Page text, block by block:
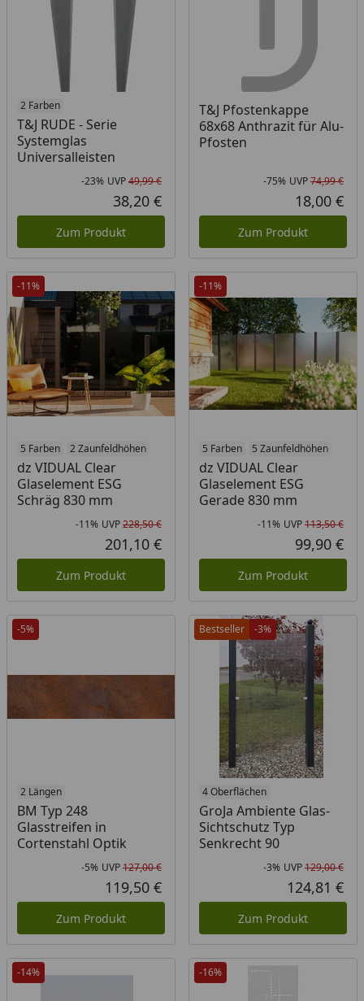
2 Farben
T&J RUDE - Serie
Systemglas
Universalleisten
Rabatt in Prozent
-23%
Ursprünglicher Preis
UVP49,99 €
Aktueller Preis
38,20 €
Zum Produkt
T&J Pfostenkappe
68x68 Anthrazit für Alu-
Pfosten
-75% UVP74,99 €
18,00 €
Zum Produkt
-11%
5 Farben 2 Zaunfeldhöhen
dz VIDUAL Clear
Glaselement ESG
Schräg 830 mm
Rabatt in Prozent
-11%
Ursprünglicher Preis
UVP228,50 €
Aktueller Preis
201,10 €
Zum Produkt
-11%
5 Farben 5 Zaunfeldhöhen
dz VIDUAL Clear
Glaselement ESG
Gerade 830 mm
-11% UVP113,50 €
99,90 €
Zum Produkt
-5%
2 Längen
BM Typ 248
Glasstreifen in
Cortenstahl Optik
Rabatt in Prozent
-5%
Ursprünglicher Preis
UVP127,00 €
Aktueller Preis
119,50 €
Zum Produkt
Bestseller -3%
4 Oberflächen
GroJa Ambiente Glas-
Sichtschutz Typ
Senkrecht 90
-3% UVP129,00 €
124,81 €
Zum Produkt
-14% -16%